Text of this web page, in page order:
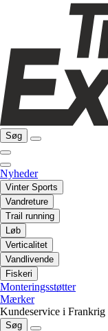
Søg
Nyheder
Vinter Sports
Vandreture
Trail running
Løb
Verticalitet
Vandlivende
Fiskeri
Monteringsstøtter
Mærker
Kundeservice i Frankrig
Søg